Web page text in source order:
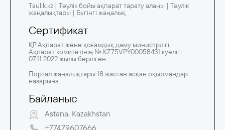
Taulik.kz | Тәулік бойы ақпарат тарату алаңы | Тәулік
жаңалықтары | Бүгінгі жаңалық
Сертификат
ҚР Ақпарат және қоғамдық даму министрлігі,
Ақпарат комитетінің № KZ75VPY00058431 куәлігі
07.11.2022 жылы берілген
Портал жаңалықтары 18 жастан асқан оқырмандар
назарына.
Байланыс
Astana, Kazakhstan
+77479607666